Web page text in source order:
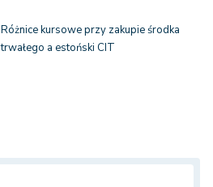
Różnice kursowe przy zakupie środka
trwałego a estoński CIT